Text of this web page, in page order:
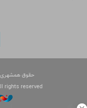
حقوق
rights reserved